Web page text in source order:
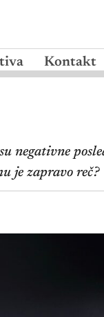
Kontakt
negativne
je zapravo reč?